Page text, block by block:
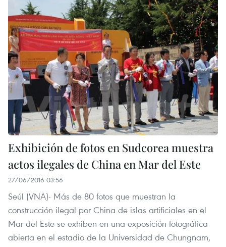
Exhibición de fotos en Sudcorea muestra
actos ilegales de China en Mar del Este
27/06/2016 03:56
Seúl​ (VNA)- Más de 80 fotos que muestran la
construcción ilegal por China de islas artificiales en el
Mar del Este se exhiben en una exposición fotográfica
abierta en el estadio de la Universidad de Chungnam,